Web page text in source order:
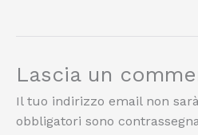
Lascia un
Il tuo indirizzo email non
obbligatori sono